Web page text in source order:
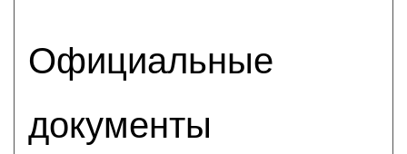
Официальные
документы